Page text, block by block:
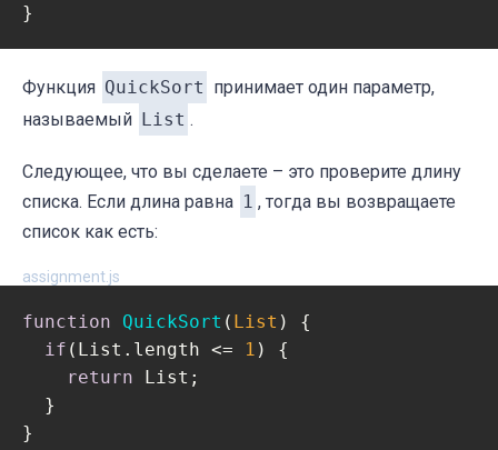
Функция QuickSort принимает один параметр,
называемый List .
Следующее, что вы сделаете – это проверите длину
списка. Если длина равна 1 , тогда вы возвращаете
список как есть:
assignment.js
function QuickSort ( List ) {
if (List.length <= 1 ) {
return List;
  }